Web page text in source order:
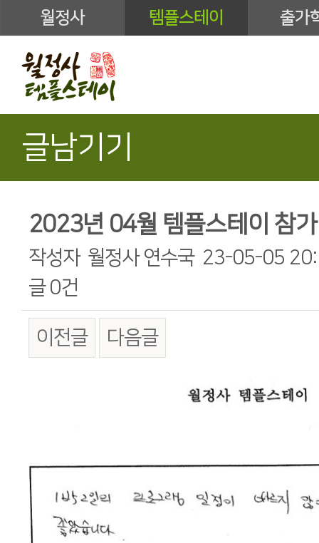
월정사 템플스테이 출가
글남기기
2023년 04월 템플스테이 참
작성자 월정사 연수국 23-05-05
글 0건
이전글 다음글